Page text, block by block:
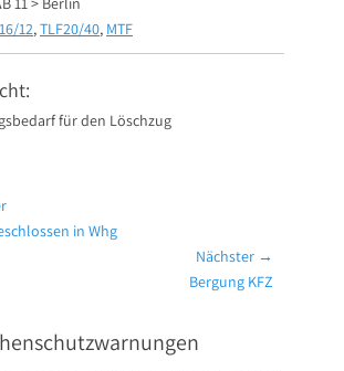
12,TLF20/40, MTF
für den Löschzug
in Whg
Nächster →
Bergung KFZ